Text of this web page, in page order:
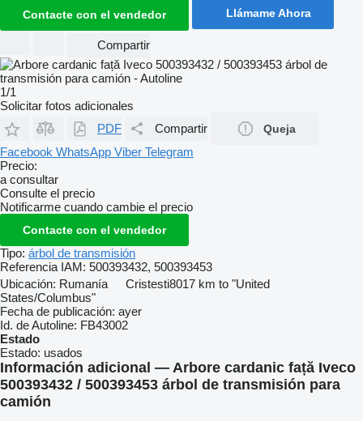
Contacte con el vendedor Llámame Ahora
Compartir
1/1
Solicitar fotos adicionales
PDF
Compartir Queja
Facebook WhatsApp Viber Telegram
Precio:
a consultar
Consulte el precio
Notificarme cuando cambie el precio
Contacte con el vendedor
Tipo: árbol de transmisión
Referencia IAM: 500393432, 500393453
Ubicación: Rumanía Cristesti8017 km to "United
States/Columbus"
Fecha de publicación: ayer
Id. de Autoline: FB43002
Estado
Estado: usados
Información adicional — Arbore cardanic față Iveco
500393432 / 500393453 árbol de transmisión para
camión